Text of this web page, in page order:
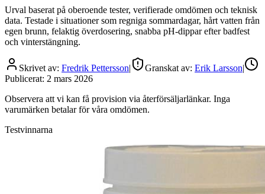
Urval baserat på oberoende tester, verifierade omdömen och teknisk
data. Testade i situationer som regniga sommardagar, hårt vatten från
egen brunn, felaktig överdosering, snabba pH-dippar efter badfest
och vinterstängning.
Skrivet av: Fredrik Pettersson| Granskat av: Erik Larsson|
Publicerat: 2 mars 2026
Observera att vi kan få provision via återförsäljarlänkar. Inga
varumärken betalar för våra omdömen.
Testvinnarna